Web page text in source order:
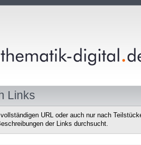
Links
URL oder auch nur nach
der Links durchsucht.